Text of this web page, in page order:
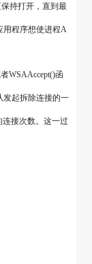
持打开，直到最
用程序想使进程A
WSAAccept()函
发起拆除连接的一
接次数。这一过